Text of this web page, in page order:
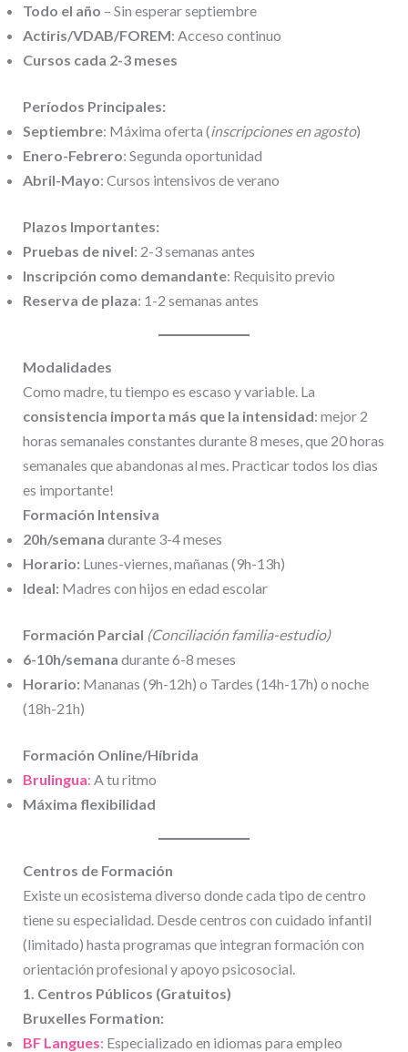
Todo el año – Sin esperar septiembre
Actiris/VDAB/FOREM: Acceso continuo
Cursos cada 2-3 meses
Períodos Principales:
Septiembre: Máxima oferta (inscripciones en agosto)
Enero-Febrero: Segunda oportunidad
Abril-Mayo: Cursos intensivos de verano
Plazos Importantes:
Pruebas de nivel: 2-3 semanas antes
Inscripción como demandante: Requisito previo
Reserva de plaza: 1-2 semanas antes
Modalidades
Como madre, tu tiempo es escaso y variable. La
consistencia importa más que la intensidad: mejor 2
horas semanales constantes durante 8 meses, que 20 horas
semanales que abandonas al mes. Practicar todos los dias
es importante!
Formación Intensiva
20h/semana durante 3-4 meses
Horario: Lunes-viernes, mañanas (9h-13h)
Ideal: Madres con hijos en edad escolar
Formación Parcial (Conciliación familia-estudio)
6-10h/semana durante 6-8 meses
Horario: Mananas (9h-12h) o Tardes (14h-17h) o noche
(18h-21h)
Formación Online/Híbrida
Brulingua: A tu ritmo
Máxima flexibilidad
Centros de Formación
Existe un ecosistema diverso donde cada tipo de centro
tiene su especialidad. Desde centros con cuidado infantil
(limitado) hasta programas que integran formación con
orientación profesional y apoyo psicosocial.
1. Centros Públicos (Gratuitos)
Bruxelles Formation:
BF Langues: Especializado en idiomas para empleo